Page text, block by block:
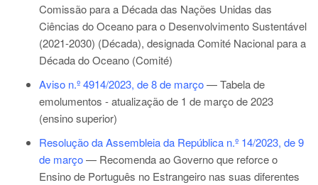
Comissão para a Década das Nações Unidas das
Ciências do Oceano para o Desenvolvimento Sustentável
(2021-2030) (Década), designada Comité Nacional para a
Década do Oceano (Comité)
Aviso n.º 4914/2023, de 8 de março— Tabela de
emolumentos - atualização de 1 de março de 2023
(ensino superior)
Resolução da Assembleia da República n.º 14/2023, de 9
de março— Recomenda ao Governo que reforce o
Ensino de Português no Estrangeiro nas suas diferentes